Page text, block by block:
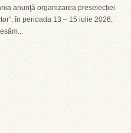
anunţă organizarea preselecției
în perioada 13 – 15 iulie 2026,